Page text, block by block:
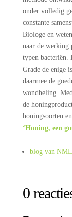
onder volledig
constante
Biologe en
naar de werking
typen
Grade de enige
daarmee de
wondheling.
de
honingsoorten
‘Honing, een
blog van
0